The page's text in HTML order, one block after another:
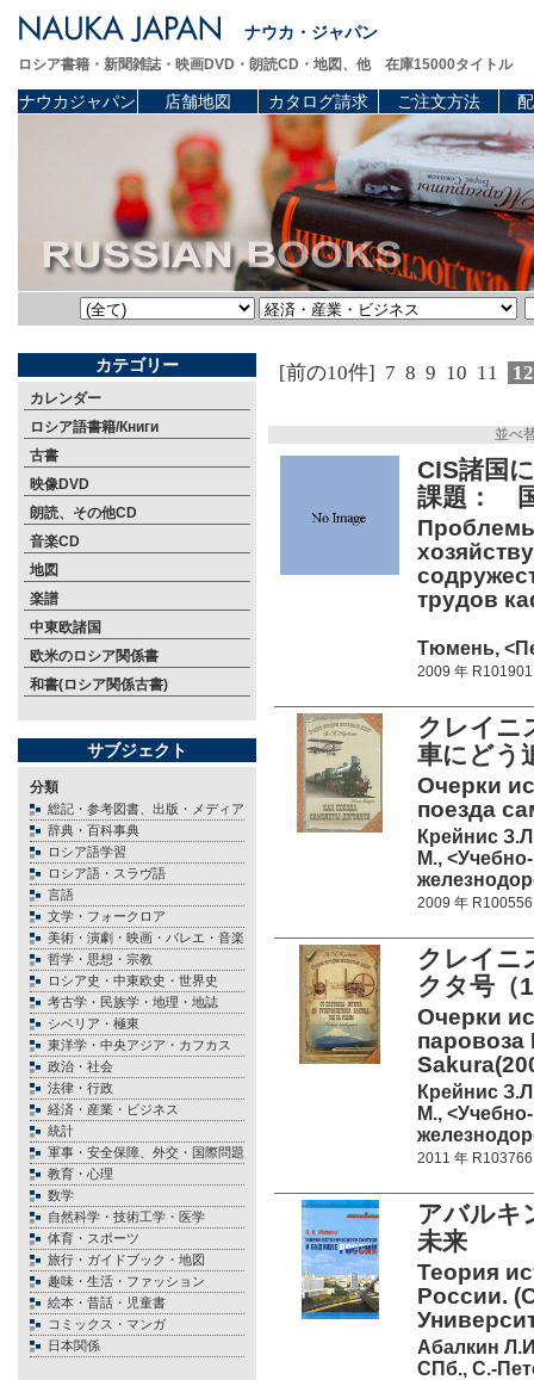
ナウカ・ジャパン
ロシア書籍・新聞雑誌・映画DVD・朗読CD・地図、他 在庫15000タイトル
ナウカジャパン 店舗地図 カタログ請求 ご注文方法
カテゴリー
カレンダー
ロシア語書籍/Книги
古書
映像DVD
朗読、その他CD
音楽CD
地図
楽譜
中東欧諸国
欧米のロシア関係書
和書(ロシア関係古書)
サブジェクト
分類
総記・参考図書、出版・メディア
辞典・百科事典
ロシア語学習
ロシア語・スラヴ語
言語
文学・フォークロア
美術・演劇・映画・バレエ・音楽
哲学・思想・宗教
ロシア史・中東欧史・世界史
考古学・民族学・地理・地誌
シベリア・極東
東洋学・中央アジア・カフカス
政治・社会
法律・行政
経済・産業・ビジネス
統計
軍事・安全保障、外交・国際問題
教育・心理
数学
自然科学・技術工学・医学
体育・スポーツ
旅行・ガイドブック・地図
趣味・生活・ファッション
絵本・昔話・児童書
コミックス・マンガ
日本関係
[前の10件] 7 8 9 10 11
並べ
CIS諸国
課題：
трудов
Тюмень,
2009 年 R101901
クレイ
車にどう
Очерки
поезда
Крейнис
М.,
2009 年 R100556
クレイ
クタ号（
Очерки
паровоза
Крейнис
М.,
2011 年 R103766
アバルキ
未来
Теория
России.
Абалкин
СПб., С.-